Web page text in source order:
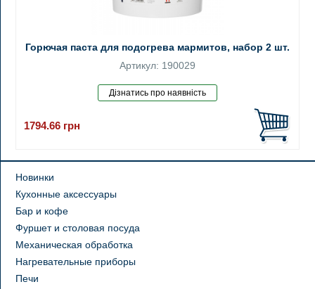
Горючая паста для подогрева мармитов, набор 2 шт.
Артикул: 190029
1794.66 грн
Новинки
Кухонные аксессуары
Бар и кофе
Фуршет и столовая посуда
Механическая обработка
Нагревательные приборы
Печи